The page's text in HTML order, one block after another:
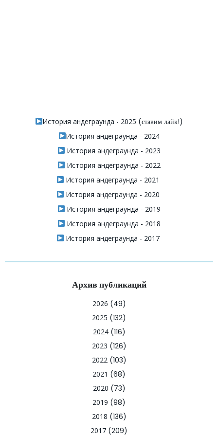
История андеграунда - 2025 (ставим лайк!)
История андеграунда - 2024
История андеграунда - 2023
История андеграунда - 2022
История андеграунда - 2021
История андеграунда - 2020
История андеграунда - 2019
История андеграунда - 2018
История андеграунда - 2017
Архив публикаций
2026 (49)
2025 (132)
2024(116)
2023 (126)
2022(103)
2021 (68)
2020 (73)
2019 (98)
2018 (136)
2017 (209)